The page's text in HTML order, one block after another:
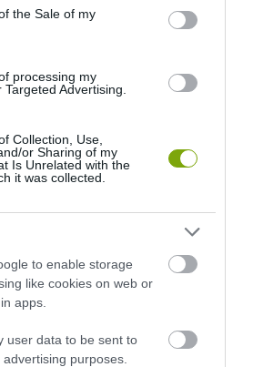
the Sale of my
processing my
Advertising.
Collection, Use,
or Sharing of my
Is Unrelated with the
it was collected.
to enable storage
like cookies on web or
apps.
user data to be sent to
purposes.
MAGRÓL ÜLTETETT CITROMFA? – A
BIOLÓGIÁJA
CIKK
– A LAZACOK HŐSIES HAZATÉRÉSE A
OLTÁRÁN